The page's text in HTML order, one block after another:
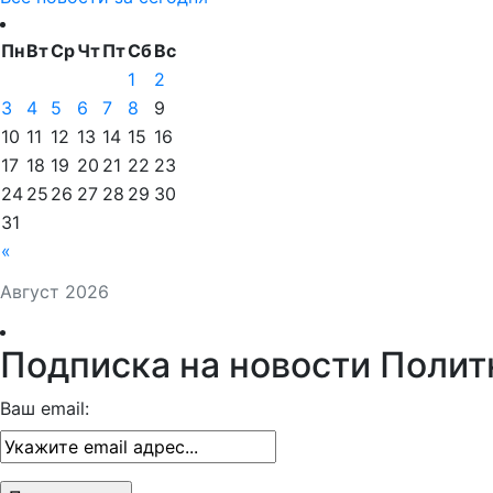
Август 2026
ПнВтСрЧтПтСбВс
«
1
2
3
4 5 6 7 8
9
10 11 12 13 14 15 16
17 18 19 20 21 22 23
24 25 26 27 28 29 30
31
Подписка на новости
Ваш email: